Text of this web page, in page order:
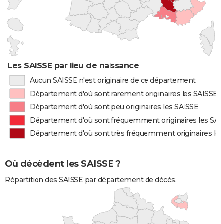
Les SAISSE par lieu de naissance
Aucun SAISSE n'est originaire de ce département
Département d'où sont rarement originaires les SAISSE
Département d'où sont peu originaires les SAISSE
Département d'où sont fréquemment originaires les
Département d'où sont très fréquemment originaires
Où décèdent les SAISSE ?
Répartition des SAISSE par département de décès.